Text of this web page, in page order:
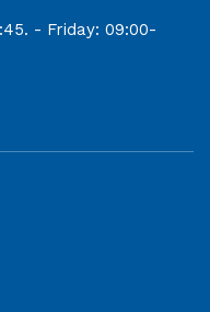
- Friday: 09:00-